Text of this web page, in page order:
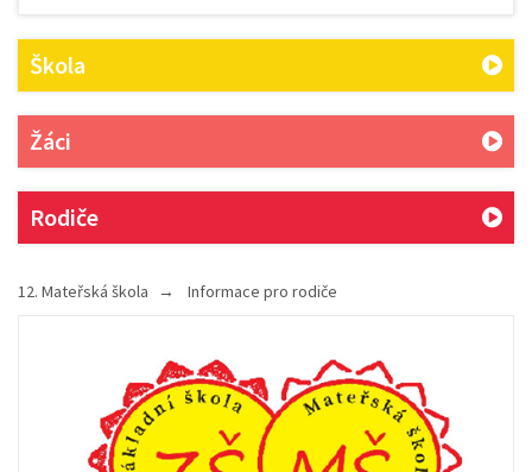
Škola
Žáci
Rodiče
12. Mateřská škola Informace pro rodiče